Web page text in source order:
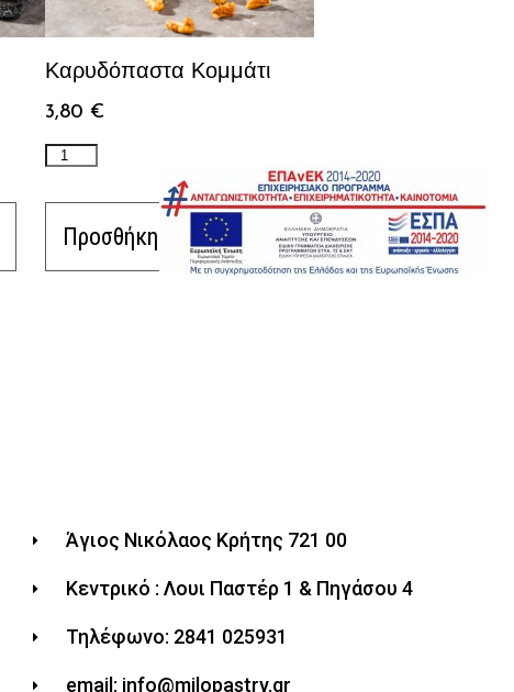
Καρυδόπαστα Κομμάτι
3,80 €
Προσθήκη στο καλάθι
Άγιος Νικόλαος Κρήτης 721 00
Κεντρικό : Λουι Παστέρ 1 & Πηγάσου 4
Τηλέφωνο: 2841 025931
email: info@milopastry.gr